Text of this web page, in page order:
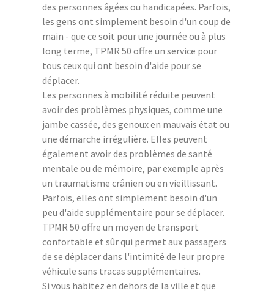
des personnes âgées ou handicapées. Parfois,
les gens ont simplement besoin d'un coup de
main - que ce soit pour une journée ou à plus
long terme, TPMR 50 offre un service pour
tous ceux qui ont besoin d'aide pour se
déplacer.
Les personnes à mobilité réduite peuvent
avoir des problèmes physiques, comme une
jambe cassée, des genoux en mauvais état ou
une démarche irrégulière. Elles peuvent
également avoir des problèmes de santé
mentale ou de mémoire, par exemple après
un traumatisme crânien ou en vieillissant.
Parfois, elles ont simplement besoin d'un
peu d'aide supplémentaire pour se déplacer.
TPMR 50 offre un moyen de transport
confortable et sûr qui permet aux passagers
de se déplacer dans l'intimité de leur propre
véhicule sans tracas supplémentaires.
Si vous habitez en dehors de la ville et que